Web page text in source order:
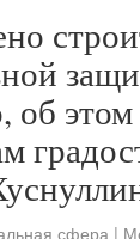
этом
сфера |